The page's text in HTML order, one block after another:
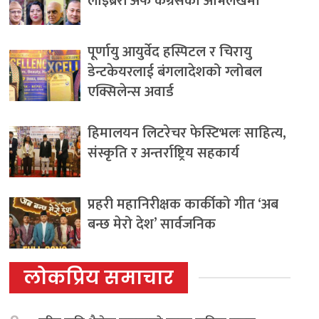
पूर्णायु आयुर्वेद हस्पिटल र चिरायु
डेन्टकेयरलाई बंगलादेशको ग्लोबल
एक्सिलेन्स अवार्ड
हिमालयन लिटरेचर फेस्टिभलः साहित्य,
संस्कृति र अन्तर्राष्ट्रिय सहकार्य
प्रहरी महानिरीक्षक कार्कीको गीत ‘अब
बन्छ मेरो देश’ सार्वजनिक
लोकप्रिय समाचार